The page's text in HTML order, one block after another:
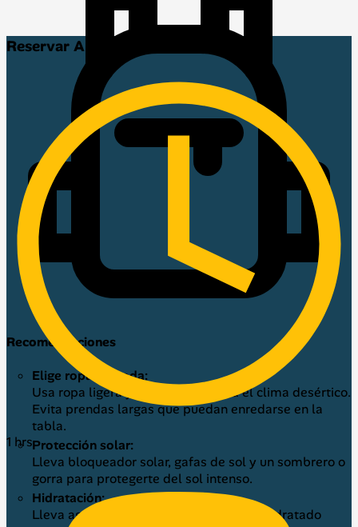
Recomendaciones
Elige ropa cómoda:
Usa ropa ligera y fresca, ideal para el clima desértico.
Evita prendas largas que puedan enredarse en la
tabla.
Protección solar:
Lleva bloqueador solar, gafas de sol y un sombrero o
gorra para protegerte del sol intenso.
Hidratación:
Lleva agua suficiente para mantenerte hidratado
Reservar Ahora!
1 hrs